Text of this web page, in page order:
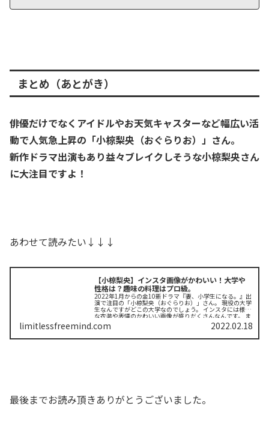
まとめ（あとがき）
俳優だけでなくアイドルやお天気キャスターなど幅広い活
動で人気急上昇の「小椋梨央（おぐらりお）」さん。
新作ドラマ出演もあり益々ブレイクしそうな小椋梨央さん
に大注目ですよ！
あわせて読みたい↓↓↓
【小椋梨央】インスタ画像がかわいい！大学や
性格は？趣味の料理はプロ級。
2022年1月からの金10新ドラマ『妻、小学生になる。』出
演で注目の「小椋梨央（おぐらりお）」さん。 現役の大学
生なんですがどこの大学なのでしょう。 インスタには様々
な衣装や表情のかわいい画像が盛りだくさんなんです。 ま
limitlessfreemind.com 2022.02.18
最後までお読み頂きありがとうございました。